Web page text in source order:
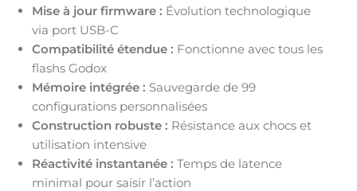
Mise à jour firmware : Évolution technologique
via port USB-C
Compatibilité étendue : Fonctionne avec tous les
flashs Godox
Mémoire intégrée : Sauvegarde de 99
configurations personnalisées
Construction robuste : Résistance aux chocs et
utilisation intensive
Réactivité instantanée : Temps de latence
minimal pour saisir l’action